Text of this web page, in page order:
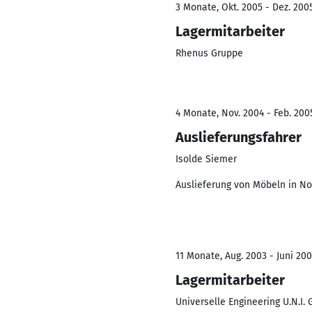
3 Monate, Okt. 2005 - Dez.
Lagermitarbeiter
Rhenus Gruppe
4 Monate, Nov. 2004 - Feb.
Auslieferungsfahrer
Isolde Siemer
Auslieferung von Möbeln in
11 Monate, Aug. 2003 - Juni
Lagermitarbeiter
Universelle Engineering U.N.I.